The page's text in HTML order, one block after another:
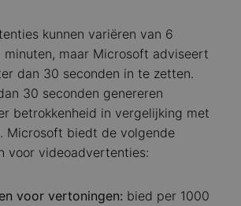
kunnen variëren van 6
minuten, maar Microsoft adviseert
dan 30 seconden in te zetten.
30 seconden genereren
betrokkenheid in vergelijking met
Microsoft biedt de volgende
voor videoadvertenties:
voor vertoningen: bied per 1000